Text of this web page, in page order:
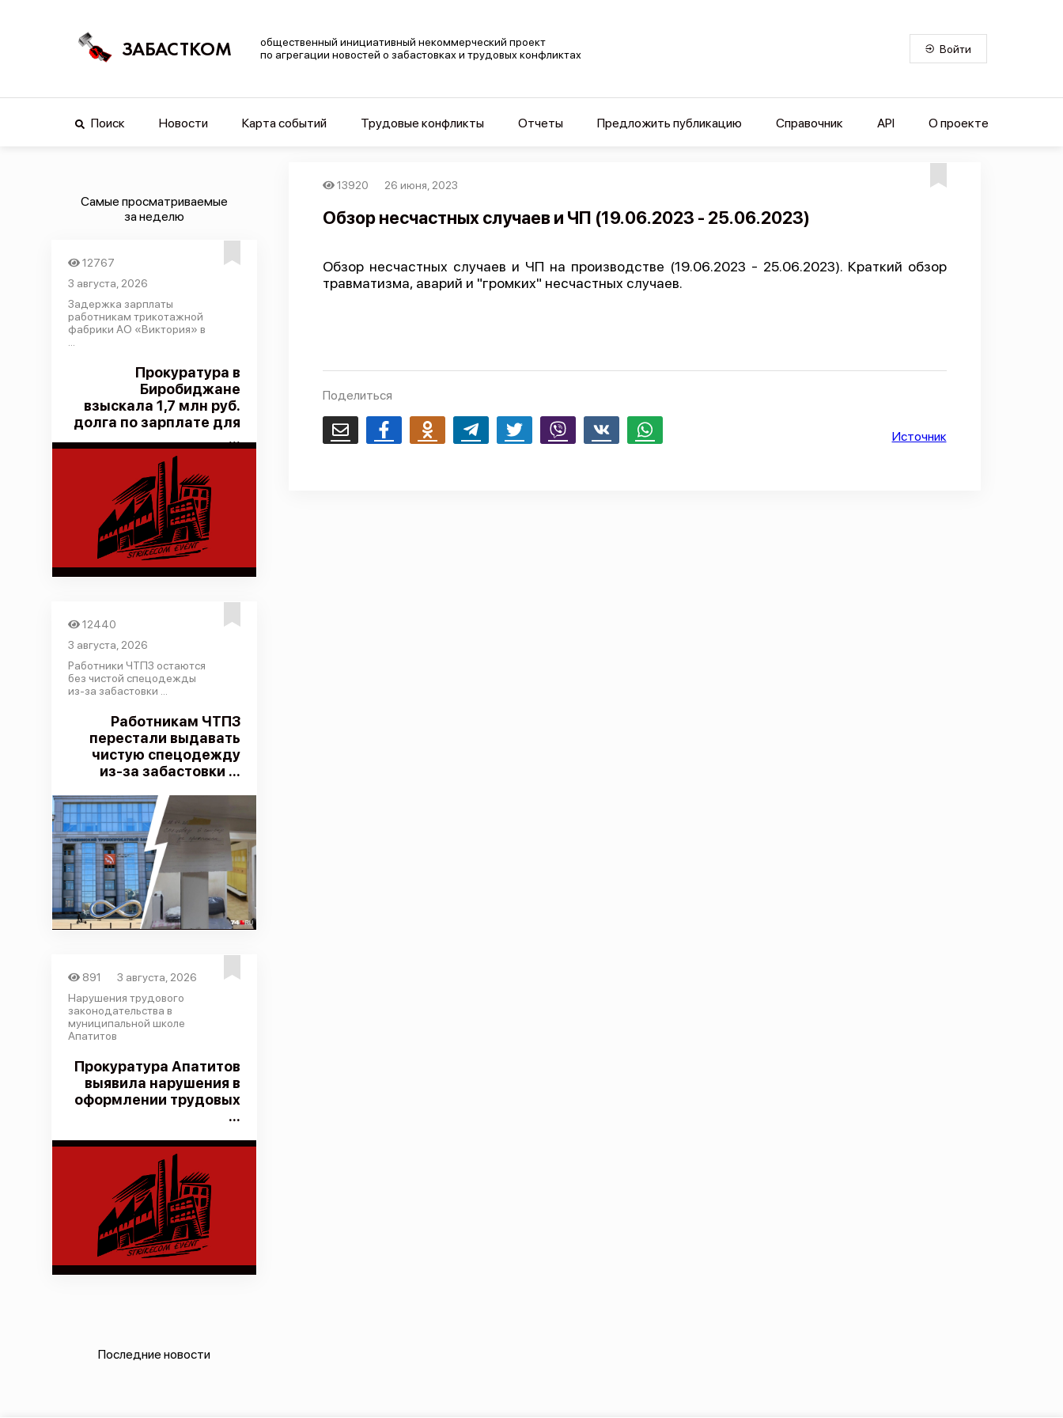
ЗАБАСТКОМ
общественный инициативный некоммерческий проект
по агрегации новостей о забастовках и трудовых конфликтах
Войти
Поиск Новости Карта событий Трудовые конфликты Отчеты Предложить публикацию Справочник API О проекте
Самые просматриваемые
за неделю
12767
3 августа, 2026
Задержка зарплаты
работникам трикотажной
фабрики АО «Виктория» в
Прокуратура в
Биробиджане
взыскала 1,7 млн руб.
долга по зарплате для
...
12440
3 августа, 2026
Работники ЧТПЗ остаются
без чистой спецодежды
из-за забастовки ...
Работникам ЧТПЗ
перестали выдавать
чистую спецодежду
из-за забастовки ...
891
3 августа, 2026
Нарушения трудового
законодательства в
муниципальной школе
Апатитов
Прокуратура Апатитов
выявила нарушения в
оформлении трудовых
...
Последние новости
13920 26 июня, 2023
Обзор несчастных случаев и ЧП (19.06.2023 - 25.06.2023)
Обзор несчастных случаев и ЧП на производстве (19.06.2023 - 25.06.2023). Краткий обзор
травматизма, аварий и "громких" несчастных случаев.
Поделиться
Email FacebookOdnoklassnikiTelegram Twitter Viber Whatsapp Источник